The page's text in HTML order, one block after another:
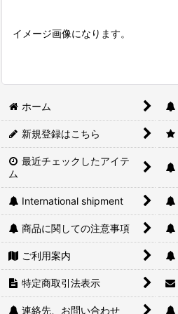
イメージ画像になります。
ホーム
新規登録はこちら
最近チェックしたアイテ
ム
International shipment
商品に関しての注意事項
ご利用案内
特定商取引法表示
連絡先、お問い合わせ